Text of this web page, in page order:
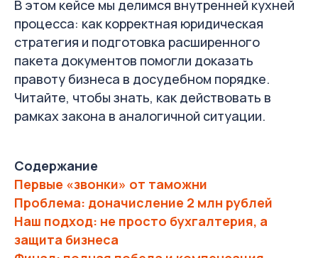
В этом кейсе мы делимся внутренней кухней
процесса: как корректная юридическая
стратегия и подготовка расширенного
пакета документов помогли доказать
правоту бизнеса в досудебном порядке.
Читайте, чтобы знать, как действовать в
рамках закона в аналогичной ситуации.
Содержание
Первые «звонки» от таможни
Проблема: доначисление 2 млн рублей
Наш подход: не просто бухгалтерия, а
защита бизнеса
Оставить заявку на
«Юридическую
консультацию»